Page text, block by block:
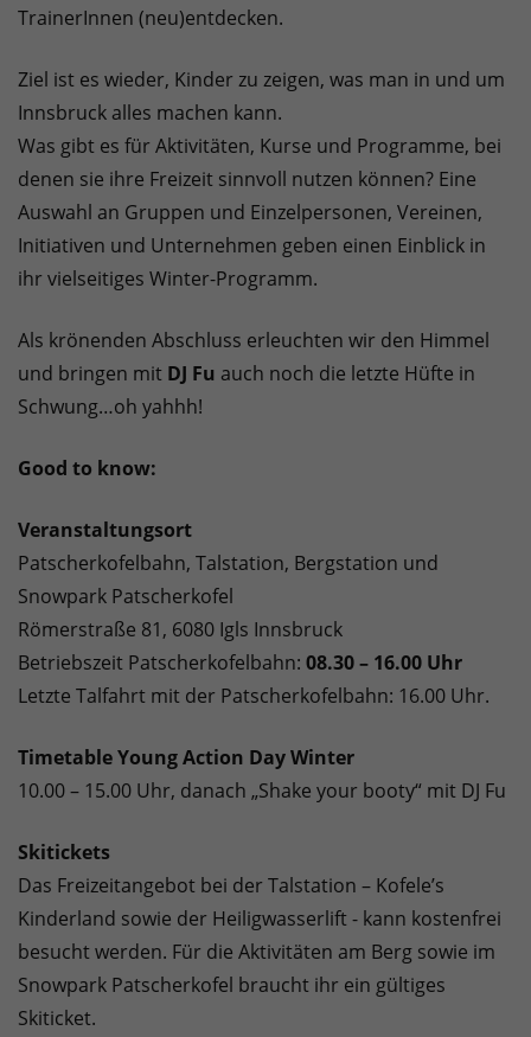
TrainerInnen (neu)entdecken.
Ziel ist es wieder, Kinder zu zeigen, was man in und um
Innsbruck alles machen kann.
Was gibt es für Aktivitäten, Kurse und Programme, bei
denen sie ihre Freizeit sinnvoll nutzen können? Eine
Auswahl an Gruppen und Einzelpersonen, Vereinen,
Initiativen und Unternehmen geben einen Einblick in
ihr vielseitiges Winter-Programm.
Als krönenden Abschluss erleuchten wir den Himmel
und bringen mit DJ Fu auch noch die letzte Hüfte in
Schwung…oh yahhh!
Good to know:
Veranstaltungsort
Patscherkofelbahn, Talstation, Bergstation und
Snowpark Patscherkofel
Römerstraße 81, 6080 Igls Innsbruck
Betriebszeit Patscherkofelbahn: 08.30 – 16.00 Uhr
Letzte Talfahrt mit der Patscherkofelbahn: 16.00 Uhr.
Timetable Young Action Day Winter
10.00 – 15.00 Uhr, danach „Shake your booty“ mit DJ Fu
Skitickets
Das Freizeitangebot bei der Talstation – Kofele’s
Kinderland sowie der Heiligwasserlift - kann kostenfrei
besucht werden. Für die Aktivitäten am Berg sowie im
Snowpark Patscherkofel braucht ihr ein gültiges
Skiticket.